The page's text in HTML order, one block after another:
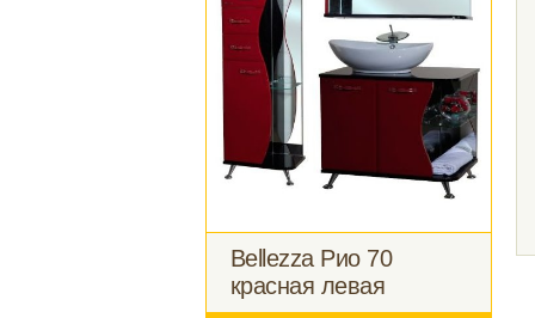
Bellezza Рио 70
красная левая